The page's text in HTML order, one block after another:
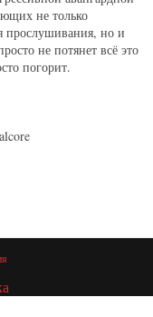
не только
прослушивания, но и
не потянет всё это
погорит.